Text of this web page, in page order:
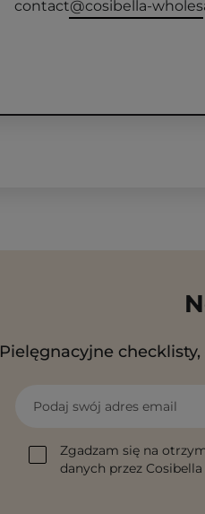
contact@cosibella-
Pielęgnacyjne
Podaj swój adres email
Zgadzam się na
danych przez